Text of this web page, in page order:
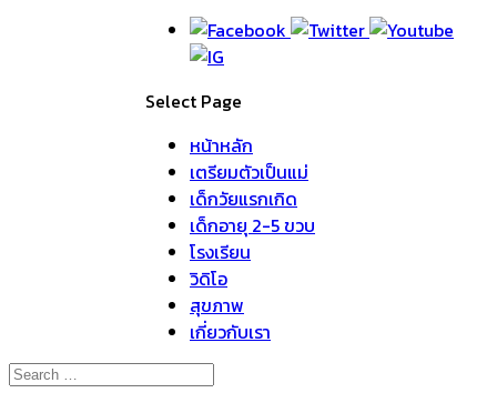
Select Page
หน้าหลัก
เตรียมตัวเป็นแม่
เด็กวัยแรกเกิด
เด็กอายุ 2-5 ขวบ
โรงเรียน
วิดิโอ
สุขภาพ
เกี่ยวกับเรา